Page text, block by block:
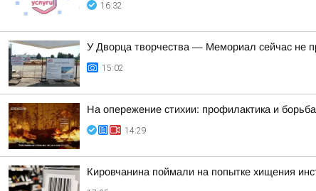
16:32
У Дворца творчества — Мемориал сейчас не
15:02
На опережение стихии: профилактика и
14:29
Кировчанина поймали на попытке хищения